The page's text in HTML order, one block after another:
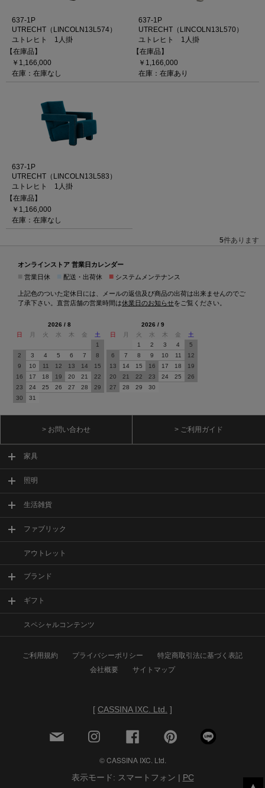
637-1P
UTRECHT（LINCOLN13L574）
ユトレヒト 1人掛
【在庫品】
￥1,166,000
在庫：在庫なし
637-1P
UTRECHT（LINCOLN13L570）
ユトレヒト 1人掛
【在庫品】
￥1,166,000
在庫：在庫あり
637-1P
UTRECHT（LINCOLN13L583）
ユトレヒト 1人掛
【在庫品】
￥1,166,000
在庫：在庫なし
5件あります
▲
オンラインストア 営業日カレンダー
営業日休 配送・出荷休 ■ システムメンテナンス
上記色のついた定休日には、メールの返信及び商品の出荷は出来ませんのでご
了承下さい。直営店舗の営業時間は休業日のお知らせをご覧ください。
2026 / 8
日
月 火 水 木 金
土
1
2
3 4 5 6 7
8
9
10 11 12 13 14
15
16
17 18 19 20 21
22
23
24 25 26 27 28
29
30
31
2026 / 9
日
月 火 水 木 金
土
1
2 3 4
5
6
7 8 9 10 11
12
13
14 15 16 17 18
19
20
21 22 23 24 25
26
27
28 29 30
> お問い合わせ > ご利用ガイド
家具
照明
生活雑貨
ファブリック
アウトレット
ブランド
ギフト
スペシャルコンテンツ
ご利用規約 プライバシーポリシー
特定商取引法に基づく表記
会社概要
サイトマップ
[ CASSINA IXC. Ltd. ]
© CASSINA IXC. Ltd.
表示モード: スマートフォン | PC